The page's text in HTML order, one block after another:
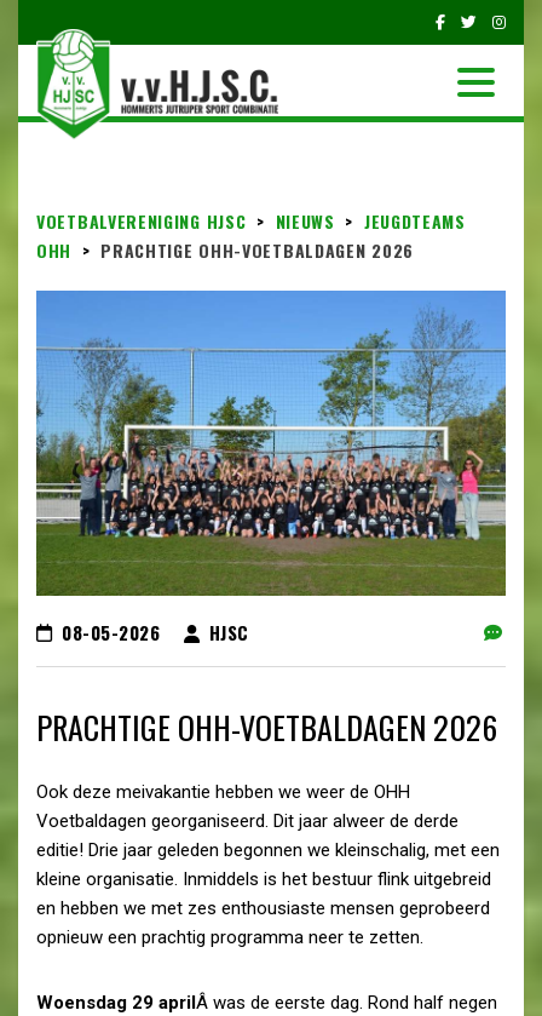
VOETBALVERENIGING HJSC > NIEUWS > JEUGDTEAMS
OHH > PRACHTIGE OHH-VOETBALDAGEN 2026
08-05-2026 HJSC
PRACHTIGE OHH-VOETBALDAGEN 2026
Ook deze meivakantie hebben we weer de OHH
Voetbaldagen georganiseerd. Dit jaar alweer de derde
editie! Drie jaar geleden begonnen we kleinschalig, met een
kleine organisatie. Inmiddels is het bestuur flink uitgebreid
en hebben we met zes enthousiaste mensen geprobeerd
opnieuw een prachtig programma neer te zetten.
Woensdag 29 aprilÂ was de eerste dag. Rond half negen